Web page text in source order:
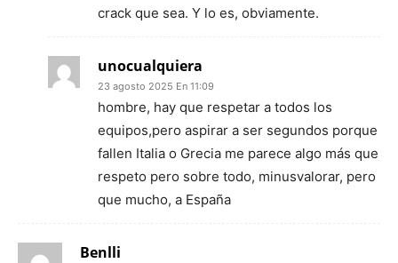
crack que sea. Y lo es, obviamente.
unocualquiera
23 agosto 2025 En 11:09
hombre, hay que respetar a todos los
equipos,pero aspirar a ser segundos porque
fallen Italia o Grecia me parece algo más que
respeto pero sobre todo, minusvalorar, pero
que mucho, a España
Benlli